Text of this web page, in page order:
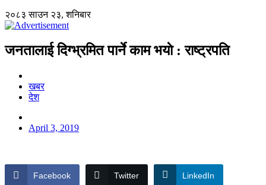
२०८३ साउन २३, शनिबार
जनतालाई दिग्भ्रमित पार्ने काम भयाे : राष्ट्रपति
खबर
देश
April 3, 2019
Facebook Twitter LinkedIn